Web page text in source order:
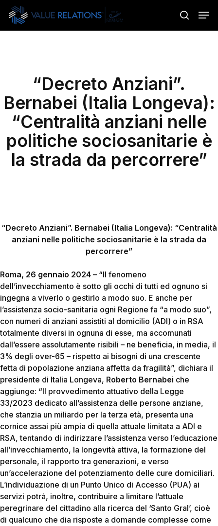
Skip
main
search
“Decreto Anziani”.
Bernabei (Italia Longeva):
“Centralità anziani nelle
politiche sociosanitarie è
la strada da percorrere”
“Decreto Anziani”. Bernabei (Italia Longeva): “Centralità
anziani nelle politiche sociosanitarie è la strada da
percorrere”
Roma, 26 gennaio 2024 – “Il fenomeno
dell’invecchiamento è sotto gli occhi di tutti ed ognuno si
ingegna a viverlo o gestirlo a modo suo. E anche per
l’assistenza socio-sanitaria ogni Regione fa “a modo suo”,
con numeri di anziani assistiti al domicilio (ADI) o in RSA
totalmente diversi in ognuna di esse, ma accomunati
dall’essere assolutamente risibili – ne beneficia, in media, il
3% degli over-65 – rispetto ai bisogni di una crescente
fetta di popolazione anziana affetta da fragilità”, dichiara il
presidente di Italia Longeva, Roberto Bernabei che
aggiunge: “Il provvedimento attuativo della Legge
33/2023 dedicato all’assistenza delle persone anziane,
che stanzia un miliardo per la terza età, presenta una
cornice assai più ampia di quella attuale limitata a ADI e
RSA, tentando di indirizzare l’assistenza verso l’educazione
all’invecchiamento, la longevità attiva, la formazione del
personale, il rapporto tra generazioni, e verso
un’accelerazione del potenziamento delle cure domiciliari.
L’individuazione di un Punto Unico di Accesso (PUA) ai
servizi potrà, inoltre, contribuire a limitare l’attuale
peregrinare del cittadino alla ricerca del ‘Santo Gral’, cioè
di qualcuno che dia risposte a domande complesse come